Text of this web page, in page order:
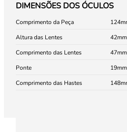
DIMENSÕES DOS ÓCULOS
Comprimento da Peça
124
Altura das Lentes
42
Comprimento das Lentes
47
Ponte
19
Comprimento das Hastes
148